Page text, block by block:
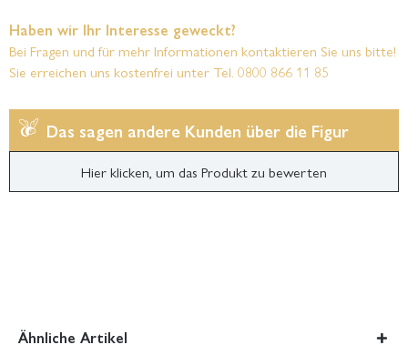
Haben wir Ihr Interesse geweckt?
Bei Fragen und für mehr Informationen kontaktieren Sie uns bitte!
Sie erreichen uns kostenfrei unter Tel. 0800 866 11 85
Das sagen andere Kunden über die Figur
Hier klicken, um das Produkt zu bewerten
Ähnliche Artikel